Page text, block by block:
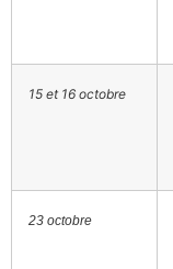
15 et 16 octobre
23 octobre